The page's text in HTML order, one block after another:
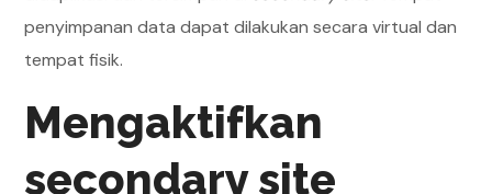
penyimpanan data dapat dilakukan secara virtual dan
tempat fisik.
Mengaktifkan
secondary site